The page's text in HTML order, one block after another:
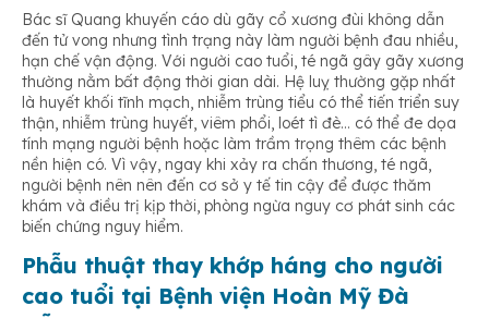
Bác sĩ Quang khuyến cáo dù gãy cổ xương đùi không dẫn
đến tử vong nhưng tình trạng này làm người bệnh đau nhiều,
hạn chế vận động. Với người cao tuổi, té ngã gây gãy xương
thường nằm bất động thời gian dài. Hệ luỵ thường gặp nhất
là huyết khối tĩnh mạch, nhiễm trùng tiểu có thể tiến triển suy
thận, nhiễm trùng huyết, viêm phổi, loét tì đè… có thể đe dọa
tính mạng người bệnh hoặc làm trầm trọng thêm các bệnh
nền hiện có. Vì vậy, ngay khi xảy ra chấn thương, té ngã,
người bệnh nên nên đến cơ sở y tế tin cậy để được thăm
khám và điều trị kịp thời, phòng ngừa nguy cơ phát sinh các
biến chứng nguy hiểm.
Phẫu thuật thay khớp háng cho người
cao tuổi tại Bệnh viện Hoàn Mỹ Đà